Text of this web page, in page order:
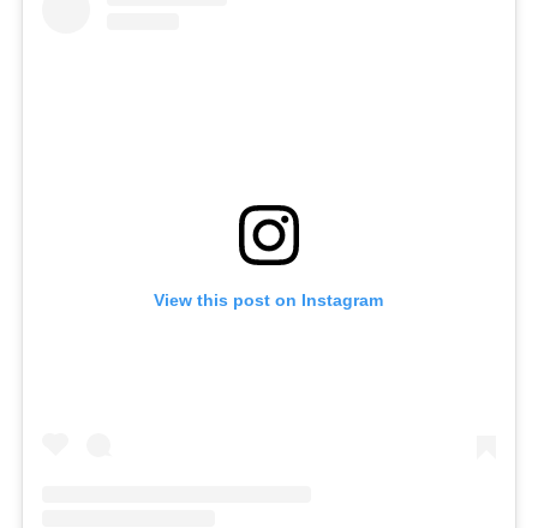
View this post on Instagram